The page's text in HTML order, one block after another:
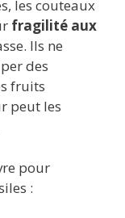
les couteaux
fragilité aux
Ils ne
des
fruits
peut les
pour
: